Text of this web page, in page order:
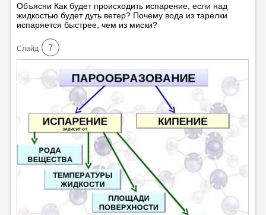
Объясни Как будет происходить испарение, если над
жидкостью будет дуть ветер? Почему вода из тарелки
испаряется быстрее, чем из миски?
Cлайд 7